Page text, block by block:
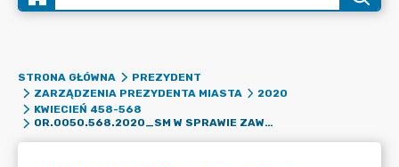
STRONA GŁÓWNA
PREZYDENT
ZARZĄDZENIA PREZYDENTA MIASTA
2020
KWIECIEŃ 458-568
OR.0050.568.2020_SM W SPRAWIE ZAWARCIA UMOWY DZIERŻAWY POMIĘDZY ZAKŁADAMI TECHNIKI KOMUNALNEJ SP. Z O.O. W ŻORACH A GMINA ŻORY